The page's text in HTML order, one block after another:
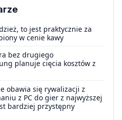
to jest praktycznie za
w cenie kawy
bez drugiego
planuje cięcia kosztów z
obawia się rywalizacji z
z PC do gier z najwyższej
bardziej przystępny